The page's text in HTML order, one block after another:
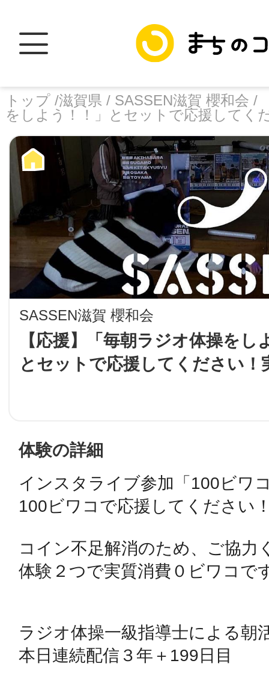
トップ /滋賀県 / SASSEN滋賀 櫻和会 /
をしよう！！」とセットで応援してく
SASSEN滋賀 櫻和会
【応援】「毎朝ラジオ体操をし
とセットで応援してください！
facebook
X
LINE
SMS
URLをコピー
体験の詳細
インスタライブ参加「100ビワ
100ビワコで応援してください
コイン不足解消のため、ご協力
体験２つで実質消費０ビワコで
ラジオ体操一級指導士による朝
本日連続配信３年＋199日目
トップ
加盟スポットに
地域に導入を
智頭
池袋